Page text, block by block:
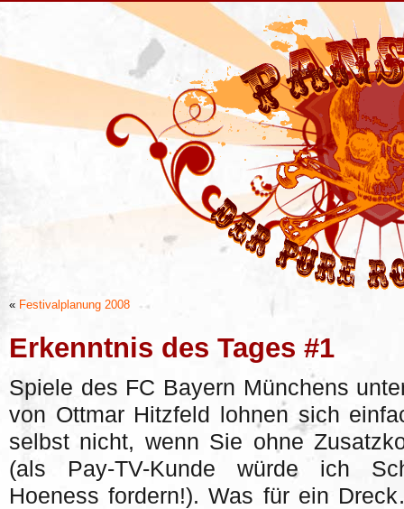
« Festivalplanung 2008
Erkenntnis des Tages #1
Spiele des FC Bayern Münchens
von Ottmar Hitzfeld lohnen sich
selbst nicht, wenn Sie ohne
(als Pay-TV-Kunde würde ich
Hoeness fordern!). Was für ein